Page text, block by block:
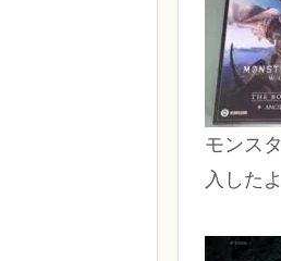
モンス
入したよ